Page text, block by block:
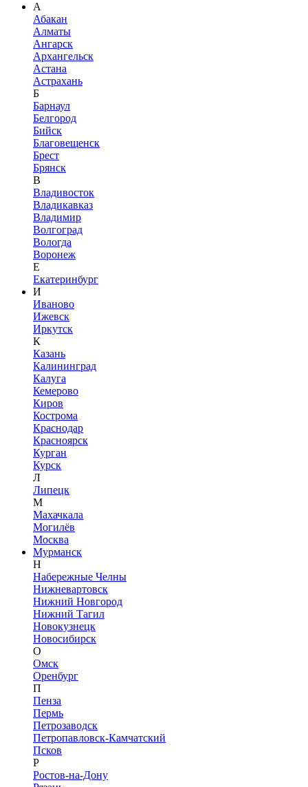
А
Абакан
Алматы
Ангарск
Архангельск
Астана
Астрахань
Б
Барнаул
Белгород
Бийск
Благовещенск
Брест
Брянск
В
Владивосток
Владикавказ
Владимир
Волгоград
Вологда
Воронеж
Е
Екатеринбург
И
Иваново
Ижевск
Иркутск
К
Казань
Калининград
Калуга
Кемерово
Киров
Кострома
Краснодар
Красноярск
Курган
Курск
Л
Липецк
М
Махачкала
Могилёв
Москва
Мурманск
Н
Набережные Челны
Нижневартовск
Нижний Новгород
Нижний Тагил
Новокузнецк
Новосибирск
О
Омск
Оренбург
П
Пенза
Пермь
Петрозаводск
Петропавловск-Камчатский
Псков
Р
Ростов-на-Дону